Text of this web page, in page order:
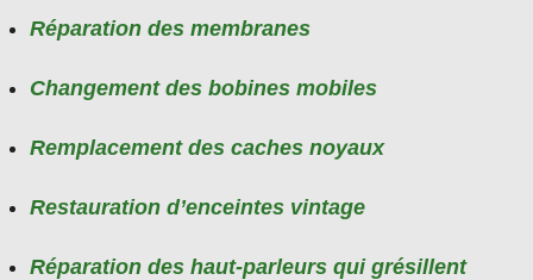
Réparation des membranes
Changement des bobines mobiles
Remplacement des caches noyaux
Restauration d’enceintes vintage
Réparation des haut-parleurs qui grésillent